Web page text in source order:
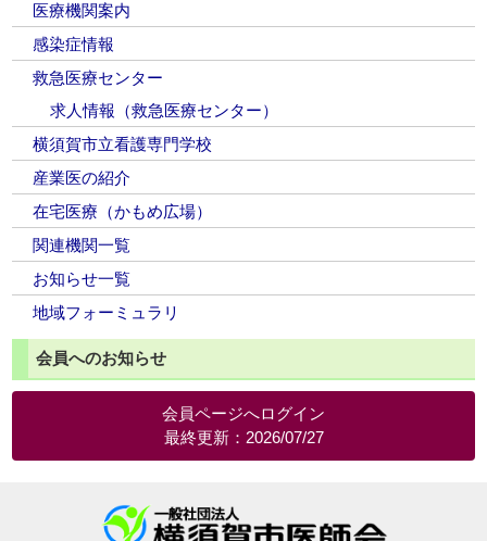
医療機関案内
感染症情報
救急医療センター
求人情報（救急医療センター）
横須賀市立看護専門学校
産業医の紹介
在宅医療（かもめ広場）
関連機関一覧
お知らせ一覧
地域フォーミュラリ
会員へのお知らせ
会員ページへログイン
最終更新：2026/07/27